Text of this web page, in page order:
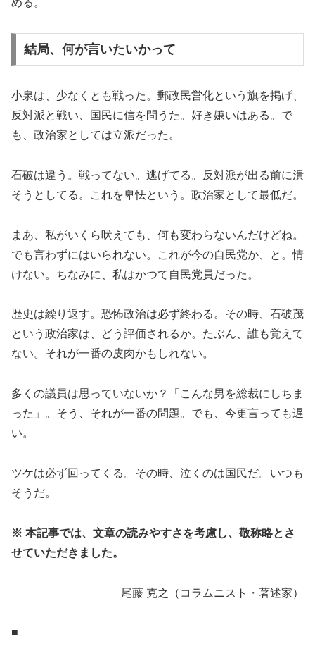
める。
結局、何が言いたいかって
小泉は、少なくとも戦った。郵政民営化という旗を掲げ、
反対派と戦い、国民に信を問うた。好き嫌いはある。で
も、政治家としては立派だった。
石破は違う。戦ってない。逃げてる。反対派が出る前に潰
そうとしてる。これを卑怯という。政治家として最低だ。
まあ、私がいくら吠えても、何も変わらないんだけどね。
でも言わずにはいられない。これが今の自民党か、と。情
けない。ちなみに、私はかつて自民党員だった。
歴史は繰り返す。恐怖政治は必ず終わる。その時、石破茂
という政治家は、どう評価されるか。たぶん、誰も覚えて
ない。それが一番の皮肉かもしれない。
多くの議員は思っていないか？「こんな男を総裁にしちま
った」。そう、それが一番の問題。でも、今更言っても遅
い。
ツケは必ず回ってくる。その時、泣くのは国民だ。いつも
そうだ。
※ 本記事では、文章の読みやすさを考慮し、敬称略とさ
せていただきました。
尾藤 克之（コラムニスト・著述家）
■